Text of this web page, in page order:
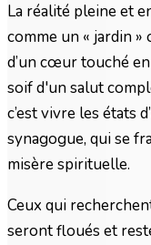
La réalité pleine et
comme un « jardin
d’un cœur touché
soif d'un salut
c’est vivre les états
synagogue, qui se
misère spirituelle.
Ceux qui
seront floués et